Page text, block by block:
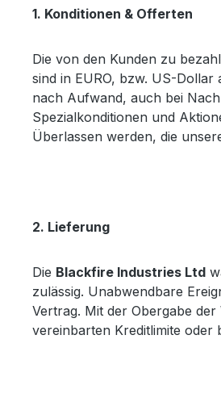
1. Konditionen & Offerten
Die von den Kunden zu
sind in EURO, bzw. US-
nach Aufwand, auch bei
Spezialkonditionen und
Überlassen werden, die
2. Lieferung
Die Blackfire Industries Ltd
zulässig. Unabwendbare
Vertrag. Mit der Obergabe
vereinbarten Kreditlimite